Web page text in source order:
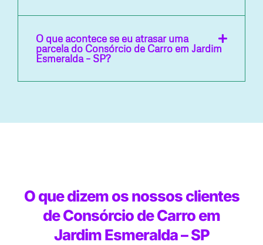
O que acontece se eu atrasar uma
parcela do Consórcio de Carro em Jardim
Esmeralda – SP?
O que dizem os nossos clientes
de Consórcio de Carro em
Jardim Esmeralda – SP